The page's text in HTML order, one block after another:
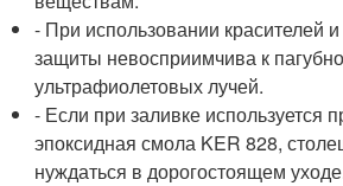
- При использовании красителей
защиты невосприимчива к
ультрафиолетовых лучей.
- Если при заливке используется
эпоксидная смола KER 828,
нуждаться в дорогостоящем